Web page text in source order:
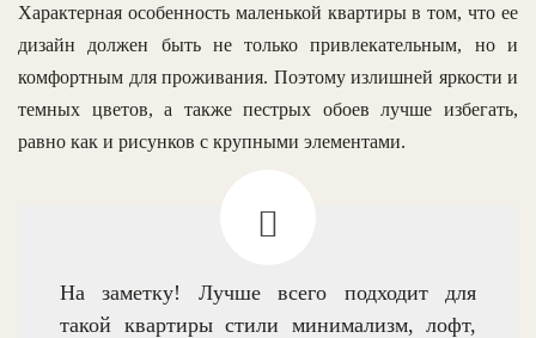
Характерная особенность маленькой квартиры в том, что ее
дизайн должен быть не только привлекательным, но и
комфортным для проживания. Поэтому излишней яркости и
темных цветов, а также пестрых обоев лучше избегать,
равно как и рисунков с крупными элементами.
На заметку! Лучше всего подходит для
такой квартиры стили минимализм, лофт,